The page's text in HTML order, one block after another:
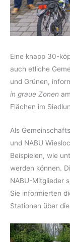
Eine knapp 30-
auch etliche
und Grünen,
in graue Zonen
Flächen im
Als
und NABU
Beispielen, wie
werden können.
NABU-Mitglieder
Sie informierten
Stationen über